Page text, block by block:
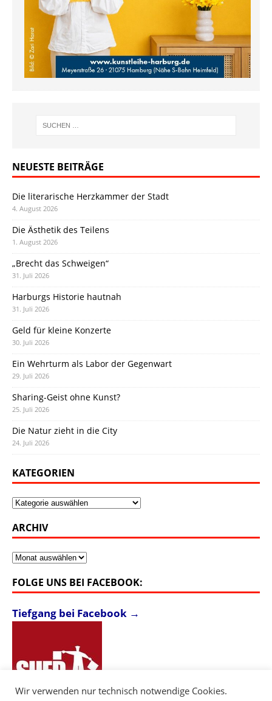
NEUESTE BEITRÄGE
Die literarische Herzkammer der Stadt
4. August 2026
Die Ästhetik des Teilens
1. August 2026
„Brecht das Schweigen“
31. Juli 2026
Harburgs Historie hautnah
31. Juli 2026
Geld für kleine Konzerte
30. Juli 2026
Ein Wehrturm als Labor der Gegenwart
29. Juli 2026
Sharing-Geist ohne Kunst?
25. Juli 2026
Die Natur zieht in die City
24. Juli 2026
KATEGORIEN
Kategorien
ARCHIV
Archiv
FOLGE UNS BEI FACEBOOK:
Tiefgang bei Facebook →
Wir verwenden nur technisch notwendige Cookies.